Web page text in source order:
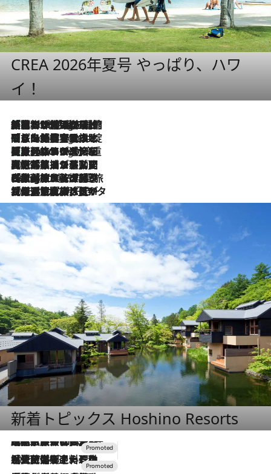
CREA 2026年夏号 やっぱり、ハワ
イ！
6 Hours Ago
「荷物が増えるほど旅ストレスは増す」美容ジャーナリストがたどり着いた最終結論。“化粧品を劇的に減らす”感動の凝縮美容とは
6 Hours Ago
「旅先には金髪ウィッグを持参」日本と同じメイクでは損してる!? 美容ジャーナリストが提案する“掟破りの旅美容”とは
6 Hours Ago
【厳選旅コスメ】「身軽さ＆UV対策重視！」ヘアアーティストshucoが選んだ夏旅ベストコスメを発表【Mサイズジップ】
2026.8.5
【厳選旅コスメ】国内をあちこち移動する河井菜摘が選んだ夏旅ベストコスメ発表！「リラックスアイテムはマスト」【Mサイズジップ】
2026.8.4
【厳選旅コスメ】「紫外線＆乾燥対策しながらメイク感も！」ヘア＆メイクGeorgeが選んだ夏旅ベストコスメを発表！【Mサイズジップ】
2026.8.3
【厳選旅コスメ】「保湿もタイパ重視！」“サウナ好き”タレント清水みさとが愛用する夏旅ベストコスメを発表！【Mサイズジップ】
新着トピックス Hoshino Resorts
2026.7.31
【ホテル帰省】という選択肢をOMOが提案。家族とほどよい距離を保つには「昼は実家、夜は気兼ねなくホテルで！」
2026.7.24
【夏限定ディナーコース】旬を迎える稚鮎や花ズッキーニなどをイタリア・トスカーナの郷土料理の手法で満喫！